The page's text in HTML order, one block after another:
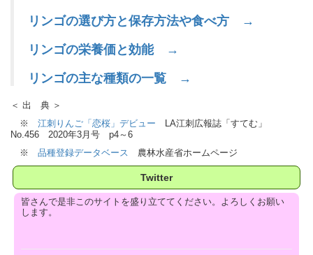
リンゴの選び方と保存方法や食べ方 →
リンゴの栄養価と効能 →
リンゴの主な種類の一覧 →
＜ 出 典 ＞
※ 江刺りんご「恋桜」デビュー LA江刺広報誌「すてむ」
No.456 2020年3月号 p4～6
※ 品種登録データベース 農林水産省ホームページ
Twitter
皆さんで是非このサイトを盛り立ててください。よろしくお願い
します。